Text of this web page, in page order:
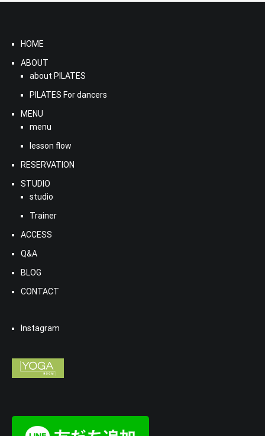
HOME
ABOUT
about PILATES
PILATES For dancers
MENU
menu
lesson flow
RESERVATION
STUDIO
studio
Trainer
ACCESS
Q&A
BLOG
CONTACT
Instagram